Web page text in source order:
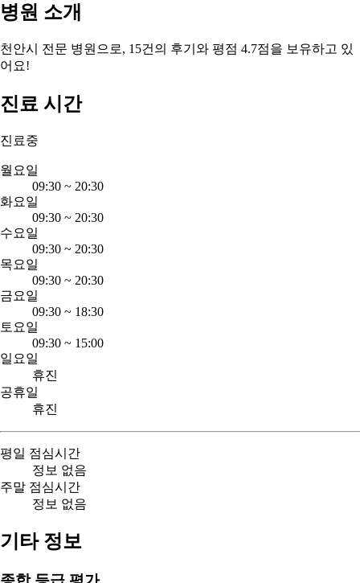
병원 소개
천안시 전문 병원으로, 15건의 후기와 평점 4.7점을 보유하고 있
어요!
진료 시간
진료중
월요일
09:30 ~ 20:30
화요일
09:30 ~ 20:30
수요일
09:30 ~ 20:30
목요일
09:30 ~ 20:30
금요일
09:30 ~ 18:30
토요일
09:30 ~ 15:00
일요일
휴진
공휴일
휴진
평일 점심시간
정보 없음
주말 점심시간
정보 없음
기타 정보